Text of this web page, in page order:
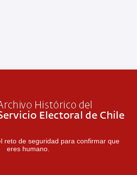
reto de seguridad para confirmar que
eres humano.